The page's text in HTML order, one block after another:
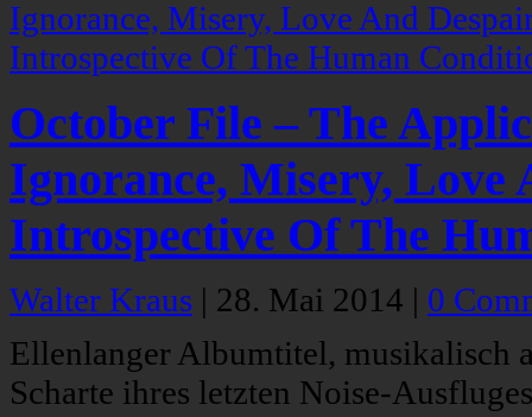
October File – The
Ignorance, Misery, Love
Introspective Of The
Walter Kraus | 28. Mai 2014 | 0
Ellenlanger Albumtitel, musikalisch
Scharte ihres letzten Noise-